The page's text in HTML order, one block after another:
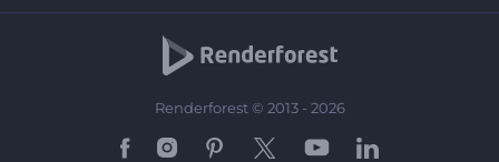
Renderforest © 2013 - 2026